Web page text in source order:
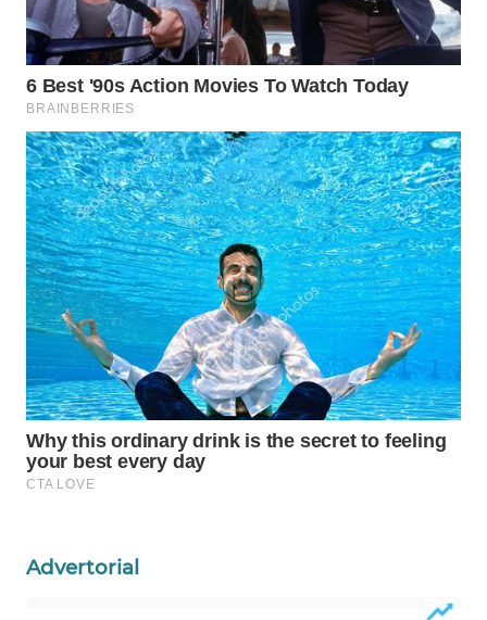
Advertorial
BORNEO
Wahana
Media
Group
WAHANA
NEWS
WAHANA
TANI
WAHANA
ADVOKAT
WAHANA
INFRASTRUKTUR
WAHANA
WAHANA